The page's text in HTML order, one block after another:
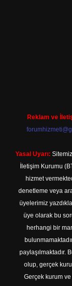
Reklam ve
Yasal Uyarı:
İletişim Kurumu
hizmet
denetleme veya
üyelerimiz
üye olarak bu
herhangi bir
paylaşılmaktadır.
olup, gerçek
Gerçek kurum